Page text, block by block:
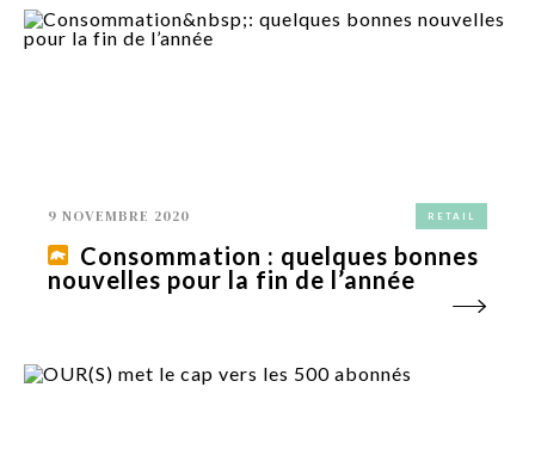
9 NOVEMBRE 2020 RETAIL
Consommation : quelques bonnes
nouvelles pour la fin de l’année